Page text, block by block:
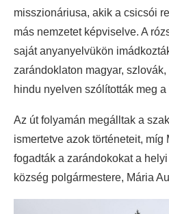
misszionáriusa, akik a csicsói
más nemzetet képviselve. A
saját anyanyelvükön
zarándoklaton magyar,
hindu nyelven szólították meg a
Az út folyamán megálltak a
ismertetve azok történeteit,
fogadták a zarándokokat a
község polgármestere, Mária